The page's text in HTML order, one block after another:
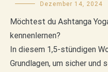
Dezember 14, 2024
Möchtest du Ashtanga
kennenlernen?
In diesem 1,5-stündigen
Grundlagen, um sicher